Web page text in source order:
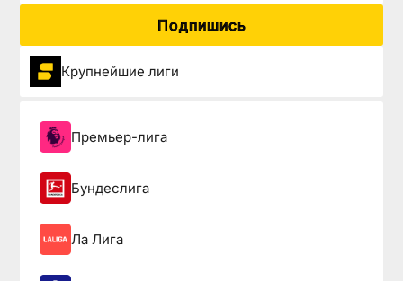
Подпишись
Крупнейшие лиги
Премьер-лига
Бундеслига
Ла Лига